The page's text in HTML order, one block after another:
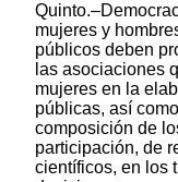
mujeres y
públicos deben
las asociaciones
mujeres en la
públicas, así
composición de
participación, de
científicos, en los